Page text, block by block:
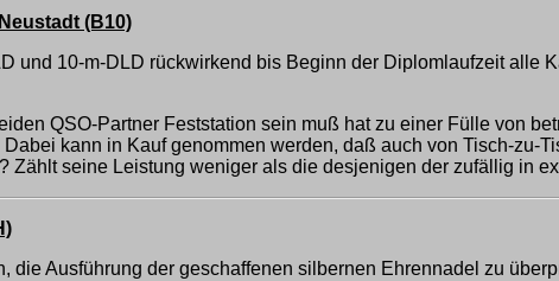
(B10)
und 10-m-DLD rückwirkend bis Beginn der Diplomlaufzeit alle
QSO-Partner Feststation sein muß hat zu einer Fülle von
kann in Kauf genommen werden, daß auch von Tisch-zu-
Zählt seine Leistung weniger als die desjenigen der zufällig in
die Ausführung der geschaffenen silbernen Ehrennadel zu